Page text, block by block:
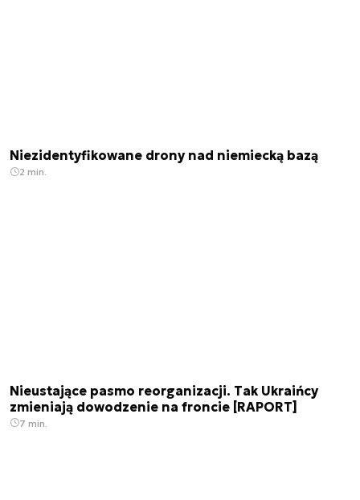
Niezidentyfikowane drony nad niemiecką bazą
2 min.
Nieustające pasmo reorganizacji. Tak Ukraińcy
zmieniają dowodzenie na froncie [RAPORT]
7 min.